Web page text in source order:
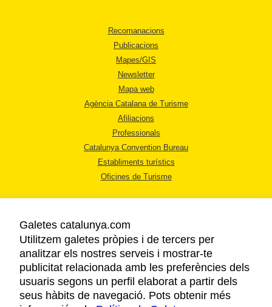
Recomanacions
Publicacions
Mapes/GIS
Newsletter
Mapa web
Agència Catalana de Turisme
Afiliacions
Professionals
Catalunya Convention Bureau
Establiments turístics
Oficines de Turisme
AVÍS LEGAL
POLÍTICA DE PRIVACITAT
COOKIES
Galetes catalunya.com
Utilitzem galetes pròpies i de tercers per
analitzar els nostres serveis i mostrar-te
publicitat relacionada amb les preferències dels
usuaris segons un perfil elaborat a partir dels
seus hàbits de navegació. Pots obtenir més